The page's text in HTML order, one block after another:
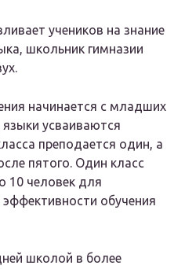
учеников на знание
школьник гимназии
начинается с младших
усваиваются
преподается один, а
пятого. Один класс
10 человек для
обучения
школой в более